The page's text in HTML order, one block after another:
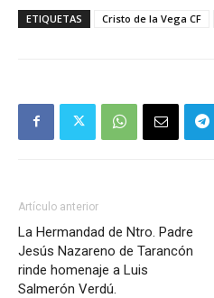
ETIQUETAS Cristo de la Vega CF
Artículo anterior
La Hermandad de Ntro. Padre
Jesús Nazareno de Tarancón
rinde homenaje a Luis
Salmerón Verdú.